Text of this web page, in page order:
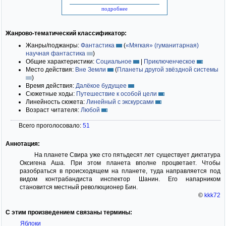
подробнее
Жанрово-тематический классификатор:
Жанры/поджанры: Фантастика («Мягкая» (гуманитарная)
научная фантастика
)
Общие характеристики: Социальное | Приключенческое
Место действия: Вне Земли (Планеты другой звёздной системы
)
Время действия: Далёкое будущее
Сюжетные ходы: Путешествие к особой цели
Линейность сюжета: Линейный с экскурсами
Возраст читателя: Любой
Всего проголосовало: 51
Аннотация:
На планете Свира уже сто пятьдесят лет существует диктатура
Оксигена Аша. При этом планета вполне процветает. Чтобы
разобраться в происходящем на планете, туда направляется под
видом контрабандиста инспектор Шанин. Его напарником
становится местный революционер Бин.
© kkk72
С этим произведением связаны термины:
Яблоки